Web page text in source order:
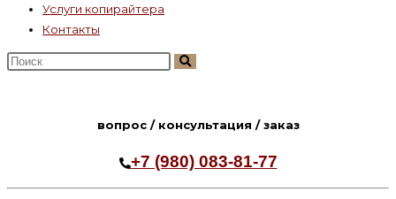
Услуги копирайтера
Контакты
Поиск
вопрос / консультация / заказ
+7 (980) 083-81-77